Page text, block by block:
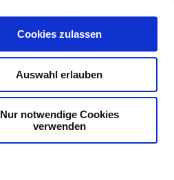
Cookies zulassen
Auswahl erlauben
Nur notwendige Cookies
verwenden
-